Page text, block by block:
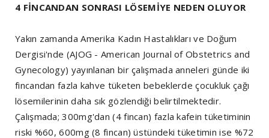
4 FİNCANDAN SONRASI LÖSEMİYE NEDEN OLUYOR
Yakın zamanda Amerika Kadın Hastalıkları ve Doğum
Dergisi'nde (AJOG - American Journal of Obstetrics and
Gynecology) yayınlanan bir çalışmada anneleri günde iki
fincandan fazla kahve tüketen bebeklerde çocukluk çağı
lösemilerinin daha sık gözlendiği belirtilmektedir.
Çalışmada; 300mg'dan (4 fincan) fazla kafein tüketiminin
riski %60, 600mg (8 fincan) üstündeki tüketimin ise %72